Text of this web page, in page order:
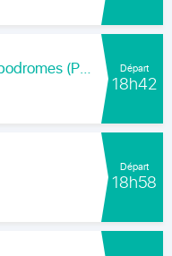
Prix Pmu Partenaire N°1 des Hippodromes (Prix du Moulin de Varennes) Départ
18h42
Départ
18h58